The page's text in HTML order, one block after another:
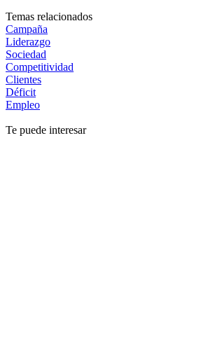
Temas relacionados
Campaña
Liderazgo
Sociedad
Competitividad
Clientes
Déficit
Empleo
Te puede interesar